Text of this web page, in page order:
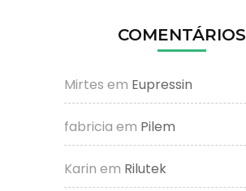
COMENTÁRIOS
Mirtes em Eupressin
fabricia em Pilem
Karin em Rilutek